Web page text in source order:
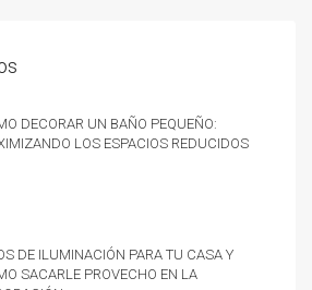
decorar un baño pequeño:
los espacios reducidos
de iluminación para tu casa y
sacarle provecho en la